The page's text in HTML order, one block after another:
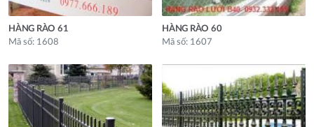
HÀNG RÀO 61
Mã số: 1608
HÀNG RÀO 60
Mã số: 1607